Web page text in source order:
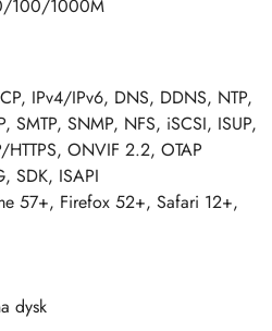
100/1000M
IPv4/IPv6, DNS, DDNS, NTP,
SMTP, SNMP, NFS, iSCSI, ISUP,
HTTPS, ONVIF 2.2, OTAP
SDK, ISAPI
57+, Firefox 52+, Safari 12+,
dysk